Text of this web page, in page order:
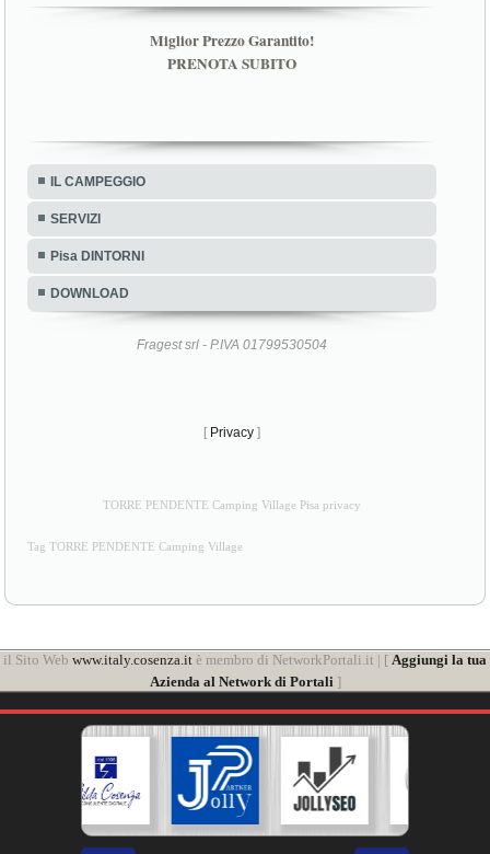
Miglior Prezzo Garantito!
PRENOTA SUBITO
IL CAMPEGGIO
SERVIZI
Pisa DINTORNI
DOWNLOAD
Fragest srl - P.IVA 01799530504
[ Privacy ]
TORRE PENDENTE Camping Village Pisa privacy
Tag TORRE PENDENTE Camping Village
il Sito Web www.italy.cosenza.it è membro di NetworkPortali.it | [ Aggiungi la tua
Azienda al Network di Portali ]